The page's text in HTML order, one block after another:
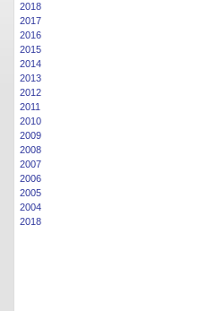
2018
2017
2016
2015
2014
2013
2012
2011
2010
2009
2008
2007
2006
2005
2004
2018